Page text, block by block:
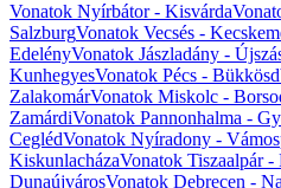
Vonatok Nyírbátor - Kisvárda
SalzburgVonatok Vecsés -
EdelényVonatok Jászladány -
KunhegyesVonatok Pécs - Bükkösd
ZalakomárVonatok Miskolc -
ZamárdiVonatok Pannonhalma -
CeglédVonatok Nyíradony -
KiskunlacházaVonatok Tiszaalpár -
DunaújvárosVonatok Debrecen -